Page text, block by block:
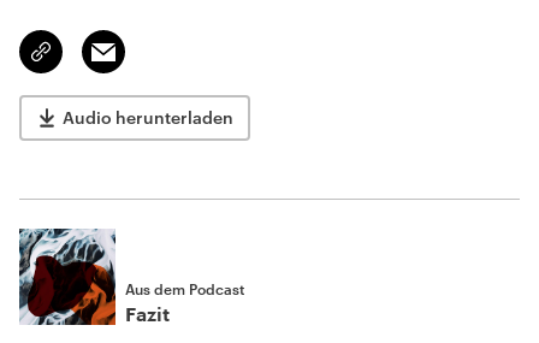
Link
kopieren/teilen
Email
Audio herunterladen
Aus dem Podcast
Fazit